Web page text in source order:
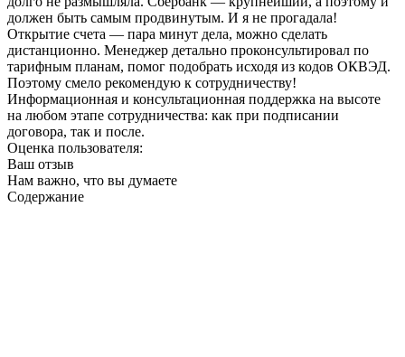
должен быть самым продвинутым. И я не прогадала!
Открытие счета — пара минут дела, можно сделать
дистанционно. Менеджер детально проконсультировал по
тарифным планам, помог подобрать исходя из кодов ОКВЭД.
Поэтому смело рекомендую к сотрудничеству!
Информационная и консультационная поддержка на высоте
на любом этапе сотрудничества: как при подписании
договора, так и после.
Оценка пользователя:
Ваш отзыв
Нам важно, что вы думаете
Содержание